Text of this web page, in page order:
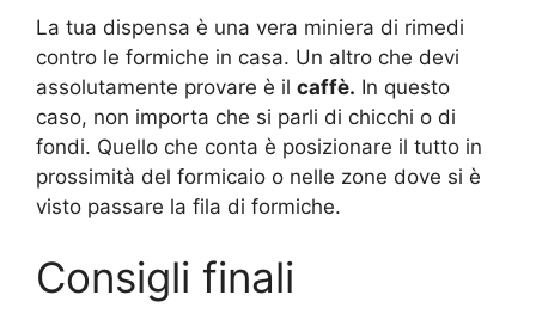
La tua dispensa è una vera miniera di rimedi
contro le formiche in casa. Un altro che devi
assolutamente provare è il caffè. In questo
caso, non importa che si parli di chicchi o di
fondi. Quello che conta è posizionare il tutto in
prossimità del formicaio o nelle zone dove si è
visto passare la fila di formiche.
Consigli finali